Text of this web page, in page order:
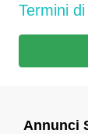
Termini
Annunci